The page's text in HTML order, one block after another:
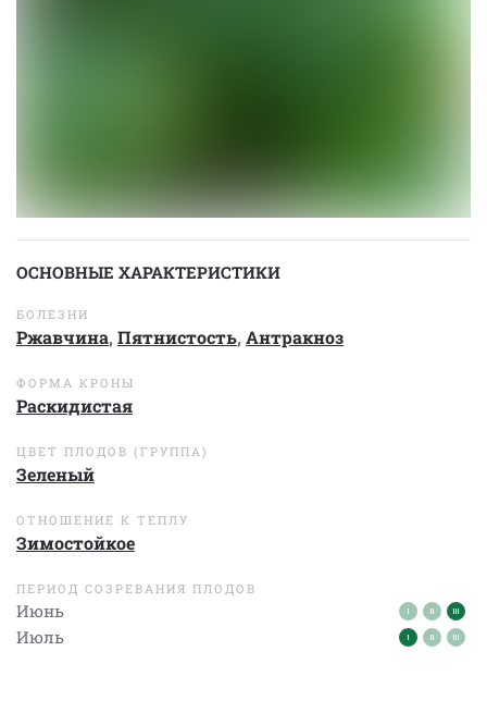
ОСНОВНЫЕ ХАРАКТЕРИСТИКИ
БОЛЕЗНИ
Ржавчина, Пятнистость, Антракноз
ФОРМА КРОНЫ
Раскидистая
ЦВЕТ ПЛОДОВ (ГРУППА)
Зеленый
ОТНОШЕНИЕ К ТЕПЛУ
Зимостойкое
ПЕРИОД СОЗРЕВАНИЯ ПЛОДОВ
Июнь
Июль